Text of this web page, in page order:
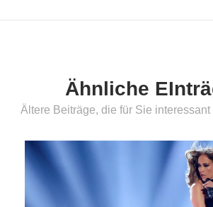
Ähnliche
Ältere Beiträge, die für Sie